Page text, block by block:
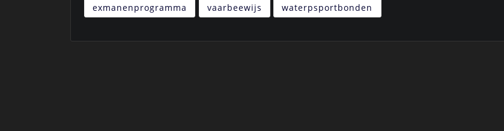
exmanenprogramma vaarbeewijs waterpsportbonden